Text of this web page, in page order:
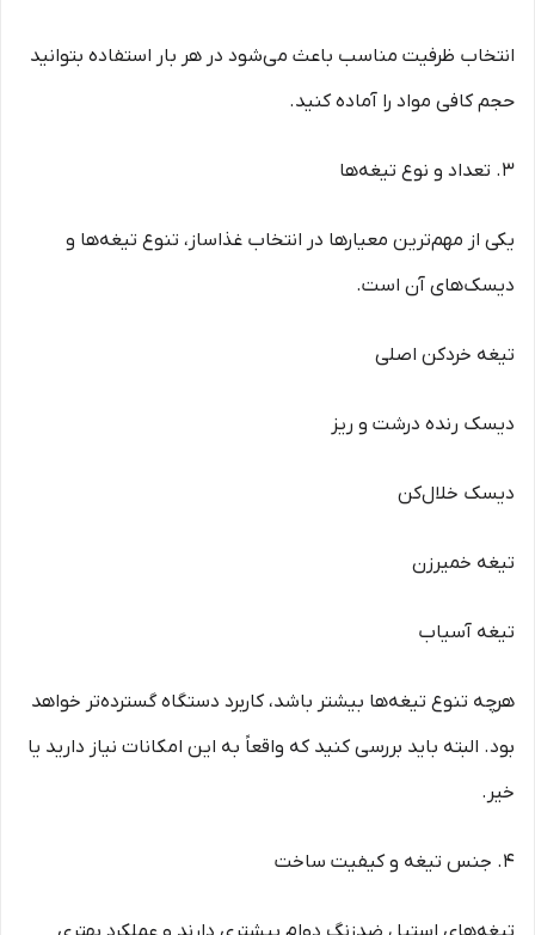
انتخاب ظرفیت مناسب باعث می‌شود در هر بار استفاده بتوانید
حجم کافی مواد را آماده کنید.
3. تعداد و نوع تیغه‌ها
یکی از مهم‌ترین معیارها در انتخاب غذاساز، تنوع تیغه‌ها و
دیسک‌های آن است.
تیغه خردکن اصلی
دیسک رنده درشت و ریز
دیسک خلال‌کن
تیغه خمیرزن
تیغه آسیاب
هرچه تنوع تیغه‌ها بیشتر باشد، کاربرد دستگاه گسترده‌تر خواهد
بود. البته باید بررسی کنید که واقعاً به این امکانات نیاز دارید یا
خیر.
4. جنس تیغه و کیفیت ساخت